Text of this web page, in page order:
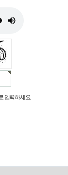
입력하세요.